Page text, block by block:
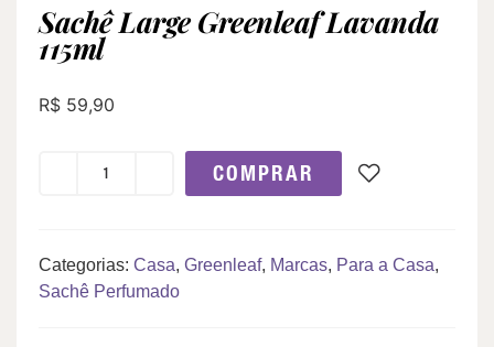
Sachê Large Greenleaf Lavanda
115ml
R$ 59,90
COMPRAR
Categorias: Casa, Greenleaf, Marcas, Para a Casa,
Sachê Perfumado